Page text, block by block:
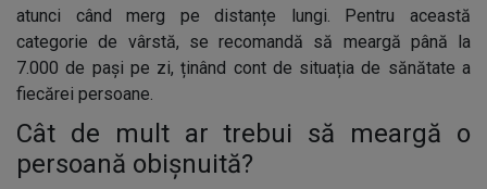
atunci când merg pe distanțe lungi. Pentru această
categorie de vârstă, se recomandă să meargă până la
7.000 de pași pe zi, ținând cont de situația de sănătate a
fiecărei persoane.
Cât de mult ar trebui să meargă o
persoană obișnuită?